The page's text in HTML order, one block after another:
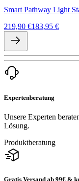
Smart Pathway Light
219,90 €183,95 €
Expertenberatung
Unsere Experten
Lösung.
Produktberatung
Gratis Versand ab 99€ &